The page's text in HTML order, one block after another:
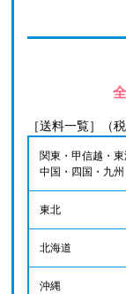
［送料一覧］（税
関東・甲信越・
中国・四国・九州
東北
北海道
沖縄